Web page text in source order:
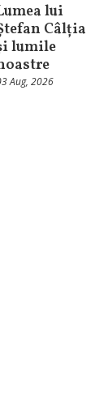
lui
Câlția
lumile
Aug, 2026